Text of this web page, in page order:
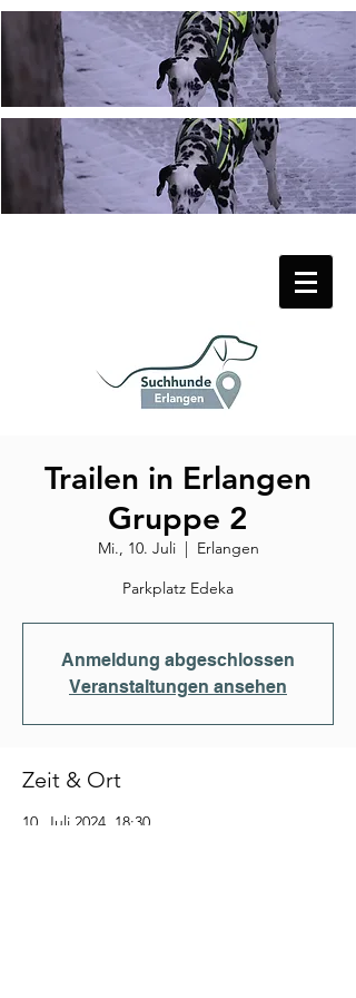
Trailen in Erlangen
Gruppe 2
Mi., 10. Juli
  |
Erlangen
Parkplatz Edeka
Anmeldung abgeschlossen
Veranstaltungen ansehen
Zeit & Ort
10. Juli 2024, 18:30